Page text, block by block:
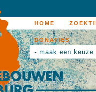
HOME
DONATIES
- maak een keuze